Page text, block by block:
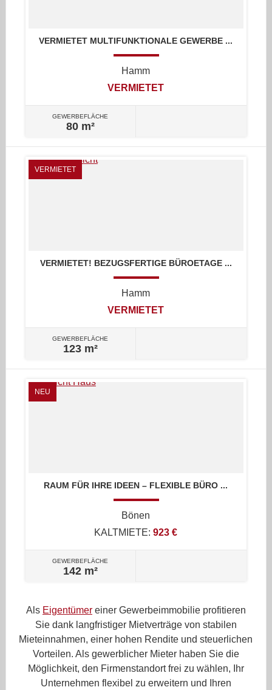
VERMIETET MULTIFUNKTIONALE GEWERBE ...
Hamm
VERMIETET
GEWERBEFLÄCHE
80 m²
VERMIETET
VERMIETET! BEZUGSFERTIGE BÜROETAGE ...
Hamm
VERMIETET
GEWERBEFLÄCHE
123 m²
NEU
RAUM FÜR IHRE IDEEN – FLEXIBLE BÜRO ...
Bönen
KALTMIETE: 923 €
GEWERBEFLÄCHE
142 m²
Als Eigentümereiner Gewerbeimmobilie profitieren
Sie dank langfristiger Mietverträge von stabilen
Mieteinnahmen, einer hohen Rendite und steuerlichen
Vorteilen. Als gewerblicher Mieter haben Sie die
Möglichkeit, den Firmenstandort frei zu wählen, Ihr
Unternehmen flexibel zu erweitern und Ihren